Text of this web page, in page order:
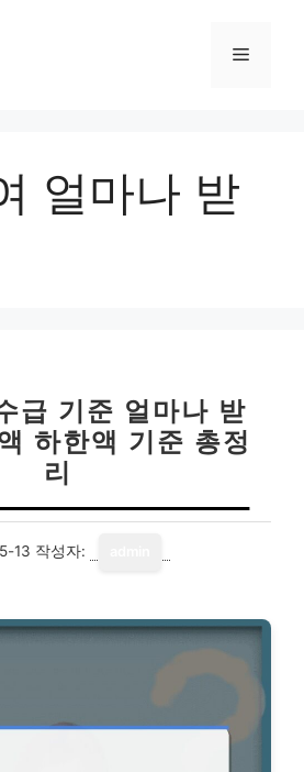
메
얼마나 받
급 기준 얼마나 받
하한액 기준 총정
리
13 작성자: